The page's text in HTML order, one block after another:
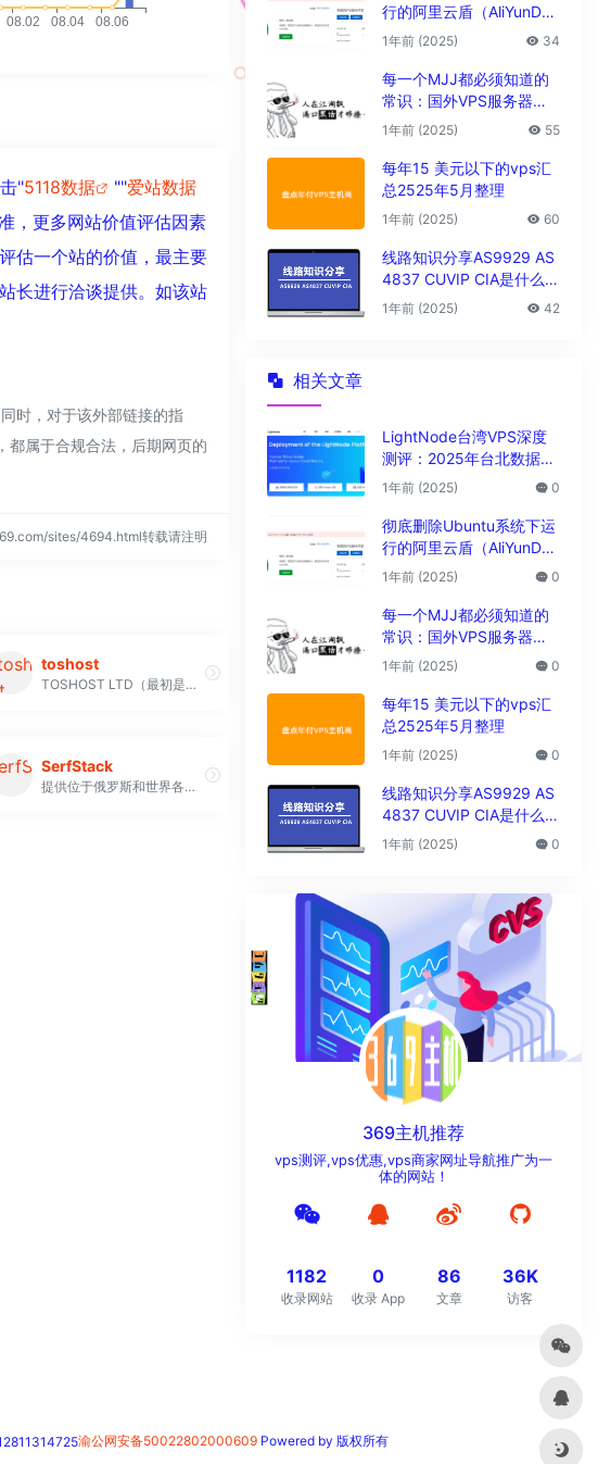
"5118数据 ""爱站数据
，更多网站价值评估因素
估一个站的价值，最主要
长进行洽谈提供。如该站
时，对于该外部链接的指
属于合规合法，后期网页的
sites/4694.html转载请注明
toshost
TOSHOST LTD（最初是孟加拉国的一家公司）成立于 2012 年，已稳步发展成为全球知名的网络托管服务提供商，提供广泛的服务。
SerfStack
提供位于俄罗斯和世界各地的NVMe VPS/VDS、独立服务器和GPU服务器，价格实惠，无需安装费。
行的阿里云盾（AliYunDu
n/Aegis）
1年前 (2025) 34
每一个MJJ都必须知道的
常识：国外VPS服务器圈
子黑话大全
1年前 (2025) 55
每年15 美元以下的vps汇
总2525年5月整理
1年前 (2025) 60
线路知识分享AS9929 AS
4837 CUVIP CIA是什么线
路?
1年前 (2025) 42
相关文章
LightNode台湾VPS深度
测评：2025年台北数据中
心vps性能与解锁能力全解
1年前 (2025) 0
彻底删除Ubuntu系统下运
行的阿里云盾（AliYunDu
n/Aegis）
1年前 (2025) 0
每一个MJJ都必须知道的
常识：国外VPS服务器圈
子黑话大全
1年前 (2025) 0
每年15 美元以下的vps汇
总2525年5月整理
1年前 (2025) 0
线路知识分享AS9929 AS
4837 CUVIP CIA是什么线
路?
1年前 (2025) 0
369主机推荐
vps测评,vps优惠,vps商家网址导航推广为一
体的网站！
1182
收录网站
0
收录 App
86
文章
36K
访客
渝公网安备50022802000609 Powered by 版权所有